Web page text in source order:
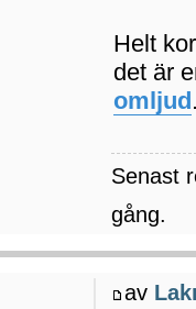
Helt
det är
omljud
Senast
gång.
av